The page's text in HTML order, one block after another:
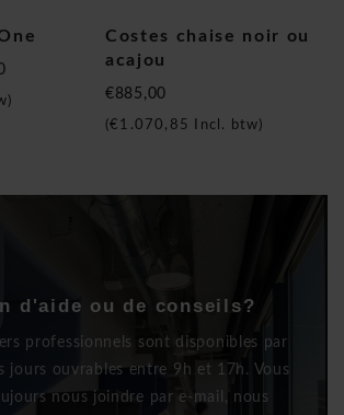
Costes chaise noir ou
acajou
€885,00
(€1.070,85 Incl. btw)
d'aide ou de conseils?
professionnels sont disponibles par
jours ouvrables entre 9h et 17h. Vous
nous joindre par e-mail, nous